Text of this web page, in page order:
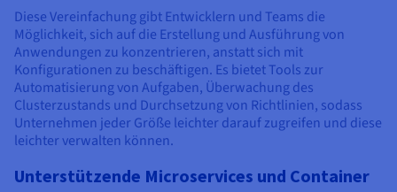
Diese Vereinfachung gibt Entwicklern und Teams die
Möglichkeit, sich auf die Erstellung und Ausführung von
Anwendungen zu konzentrieren, anstatt sich mit
Konfigurationen zu beschäftigen. Es bietet Tools zur
Automatisierung von Aufgaben, Überwachung des
Clusterzustands und Durchsetzung von Richtlinien, sodass
Unternehmen jeder Größe leichter darauf zugreifen und diese
leichter verwalten können.
Unterstützende Microservices und Container